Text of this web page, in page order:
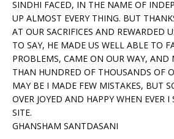
SINDHI FACED, IN THE NAME OF
UP ALMOST EVERY THING. BUT
AT OUR SACRIFICES AND REWARDED
TO SAY, HE MADE US WELL ABLE TO
PROBLEMS, CAME ON OUR WAY, AND
THAN HUNDRED OF THOUSANDS OF
MAY BE I MADE FEW MISTAKES, BUT
OVER JOYED AND HAPPY WHEN EVER I
SITE.
GHANSHAM SANTDASANI